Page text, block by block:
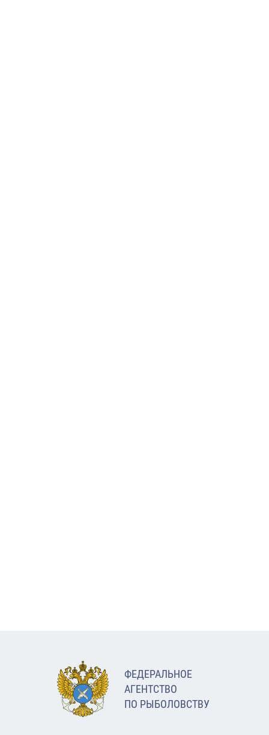
ФЕДЕРАЛЬНОЕ
АГЕНТСТВО
ПО РЫБОЛОВСТВУ